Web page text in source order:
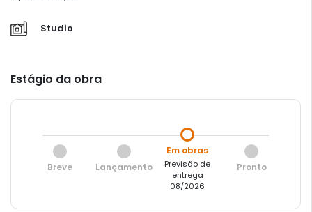
Studio
Estágio da obra
Breve Lançamento
Em obras
Previsão de
entrega
08/2026
Pronto